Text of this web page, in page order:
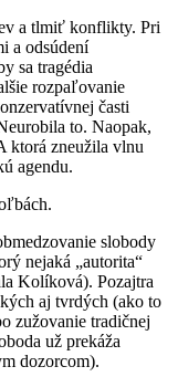
a tlmiť konflikty. Pri
a odsúdení
sa tragédia
rozpaľovanie
časti
to. Naopak,
ktorá zneužila vlnu
agendu.
slobody
nejaká „autorita“
Kolíková). Pozajtra
aj tvrdých (ako to
zužovanie tradičnej
už prekáža
dozorcom).